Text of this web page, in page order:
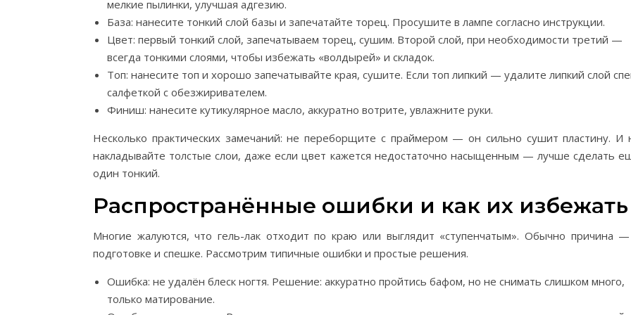
мелкие пылинки, улучшая адгезию.
База: нанесите тонкий слой базы и запечатайте торец. Просушите в лампе согласно инструкции.
Цвет: первый тонкий слой, запечатываем торец, сушим. Второй слой, при необходимости третий —
всегда тонкими слоями, чтобы избежать «волдырей» и складок.
Топ: нанесите топ и хорошо запечатывайте края, сушите. Если топ липкий — удалите липкий слой
салфеткой с обезжиривателем.
Финиш: нанесите кутикулярное масло, аккуратно вотрите, увлажните руки.
Несколько практических замечаний: не переборщите с праймером — он сильно сушит пластину. И
накладывайте толстые слои, даже если цвет кажется недостаточно насыщенным — лучше сделать
один тонкий.
Распространённые ошибки и как их избежать
Многие жалуются, что гель-лак отходит по краю или выглядит «ступенчатым». Обычно причина
подготовке и спешке. Рассмотрим типичные ошибки и простые решения.
Ошибка: не удалён блеск ногтя. Решение: аккуратно пройтись бафом, но не снимать слишком много,
только матирование.